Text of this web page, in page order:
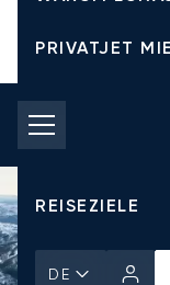
PRIVATJET
PRIVATJETS
REISEZIELE
DE